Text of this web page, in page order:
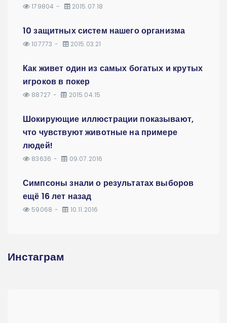
179804 2015.07.18
10 защитных систем нашего организма
107773 2015.03.21
Как живет один из самых богатых и крутых
игроков в покер
88727 2015.04.15
Шокирующие иллюстрации показывают,
что чувствуют животные на примере
людей!
83636 09.07.2016
Симпсоны знали о результатах выборов
ещё 16 лет назад
59068 10.11.2016
Инстаграм